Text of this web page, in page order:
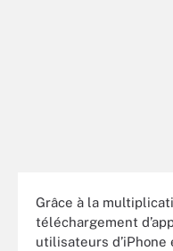
Grâce à la
téléchargement
utilisateurs